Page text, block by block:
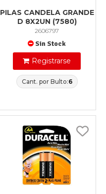
PILAS CANDELA GRANDE
D 8X2UN (7580)
2606797
Sin Stock
Registrarse
Cant. por Bulto:6